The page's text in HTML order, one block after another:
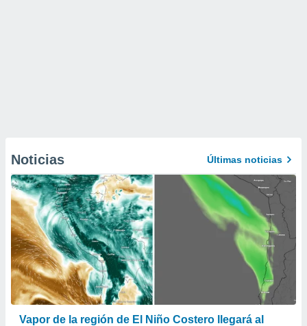
Noticias Últimas noticias
Vapor de la región de El Niño Costero llegará al